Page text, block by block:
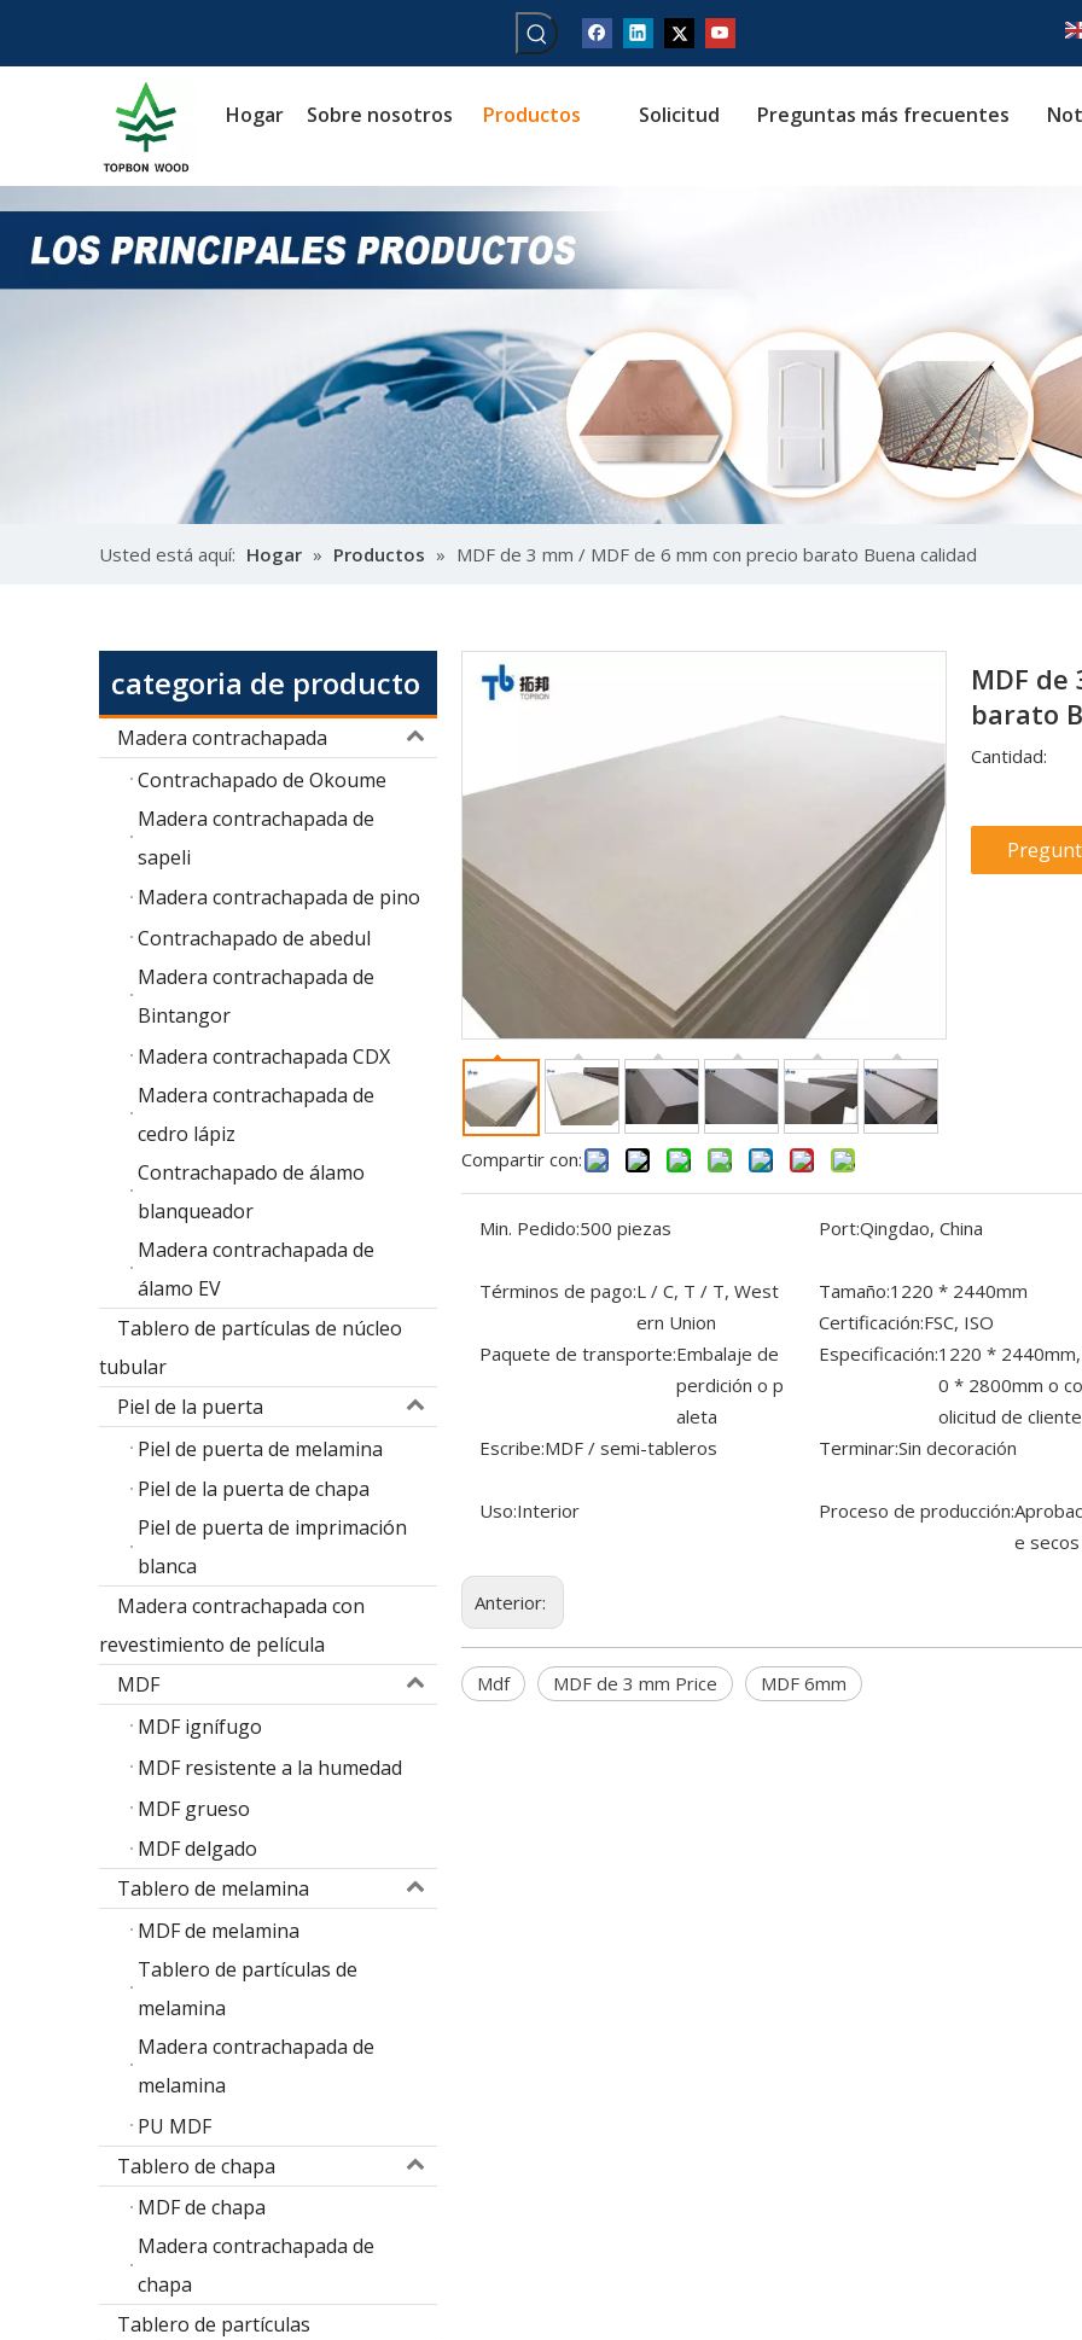
Hogar Sobre nosotros Productos Solicitud Preguntas más frecuentes
Usted está aquí: Hogar » Productos » MDF de 3 mm / MDF de 6 mm con precio barato Buena calidad
categoria de producto
Madera contrachapada
Contrachapado de Okoume
Madera contrachapada de
sapeli
Madera contrachapada de pino
Contrachapado de abedul
Madera contrachapada de
Bintangor
Madera contrachapada CDX
Madera contrachapada de
cedro lápiz
Contrachapado de álamo
blanqueador
Madera contrachapada de
álamo EV
Tablero de partículas de núcleo
tubular
Piel de la puerta
Piel de puerta de melamina
Piel de la puerta de chapa
Piel de puerta de imprimación
blanca
Madera contrachapada con
revestimiento de película
MDF
MDF ignífugo
MDF resistente a la humedad
MDF grueso
MDF delgado
Tablero de melamina
MDF de melamina
Tablero de partículas de
melamina
Madera contrachapada de
melamina
PU MDF
Tablero de chapa
MDF de chapa
Madera contrachapada de
chapa
Tablero de partículas
Compartir con:
MDF
barato
Cantidad:
Min. Pedido:500 piezas Port:Qingdao, China
Términos de pago:L / C, T / T, West
ern Union
Tamaño:1220 * 2440mm
Certificación:FSC, ISO
Paquete de transporte:Embalaje de
perdición o p
aleta
Especificación:1220 *
0 * 2800mm o
olicitud de cliente
Escribe:MDF / semi-tableros Terminar:Sin decoración
Uso:Interior Proceso de producción:
e secos
Anterior:
Mdf MDF de 3 mm Price MDF 6mm